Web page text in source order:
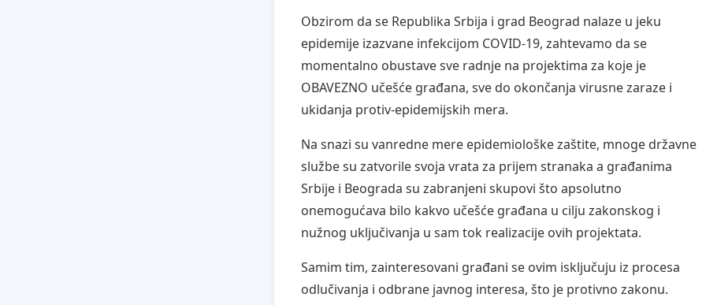
Obzirom da se Republika Srbija i grad Beograd nalaze u jeku
epidemije izazvane infekcijom COVID-19, zahtevamo da se
momentalno obustave sve radnje na projektima za koje je
OBAVEZNO učešće građana, sve do okončanja virusne zaraze i
ukidanja protiv-epidemijskih mera.
Na snazi su vanredne mere epidemiološke zaštite, mnoge državne
službe su zatvorile svoja vrata za prijem stranaka a građanima
Srbije i Beograda su zabranjeni skupovi što apsolutno
onemogućava bilo kakvo učešće građana u cilju zakonskog i
nužnog uključivanja u sam tok realizacije ovih projektata.
Samim tim, zainteresovani građani se ovim isključuju iz procesa
odlučivanja i odbrane javnog interesa, što je protivno zakonu.